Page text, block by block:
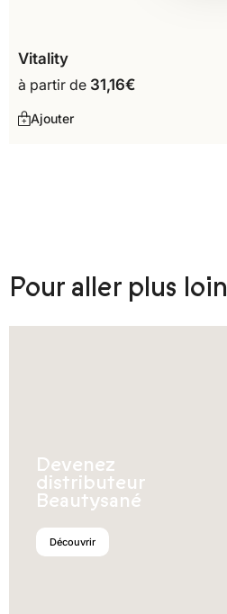
Vitality
à partir de 31,16€
Ajouter
Pour aller plus loin
Devenez
distributeur
Beautysané
Découvrir